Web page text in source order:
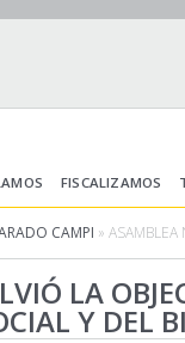
FISCALIZAMOS
CAMPI »
LA
Y DEL